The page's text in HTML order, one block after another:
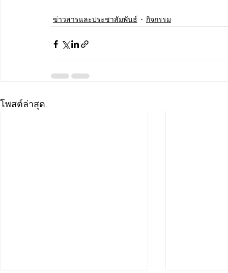
ข่าวสารและประชาสัมพันธ์ กิจกรรม
โพสต์ล่าสุด